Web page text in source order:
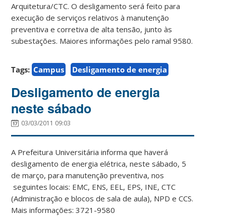
Arquitetura/CTC. O desligamento será feito para
execução de serviços relativos à manutenção
preventiva e corretiva de alta tensão, junto às
subestações. Maiores informações pelo ramal 9580.
Tags: Campus Desligamento de energia
Desligamento de energia
neste sábado
03/03/2011 09:03
A Prefeitura Universitária informa que haverá
desligamento de energia elétrica, neste sábado, 5
de março, para manutenção preventiva, nos
seguintes locais: EMC, ENS, EEL, EPS, INE, CTC
(Administração e blocos de sala de aula), NPD e CCS.
Mais informações: 3721-9580